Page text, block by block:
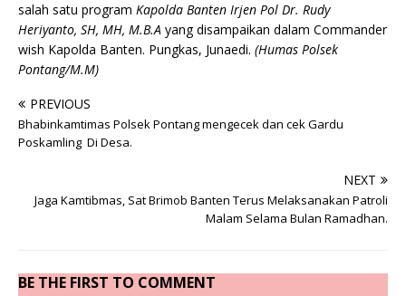
salah satu program Kapolda Banten Irjen Pol Dr. Rudy
Heriyanto, SH, MH, M.B.A yang disampaikan dalam Commander
wish Kapolda Banten. Pungkas, Junaedi. (Humas Polsek
Pontang/M.M)
PREVIOUS
Bhabinkamtimas Polsek Pontang mengecek dan cek Gardu
Poskamling Di Desa.
NEXT
Jaga Kamtibmas, Sat Brimob Banten Terus Melaksanakan Patroli
Malam Selama Bulan Ramadhan.
BE THE FIRST TO COMMENT